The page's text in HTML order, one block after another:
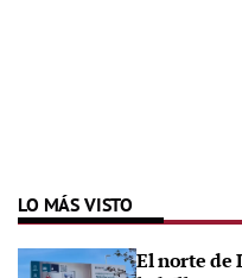
LO MÁS VISTO
El norte de